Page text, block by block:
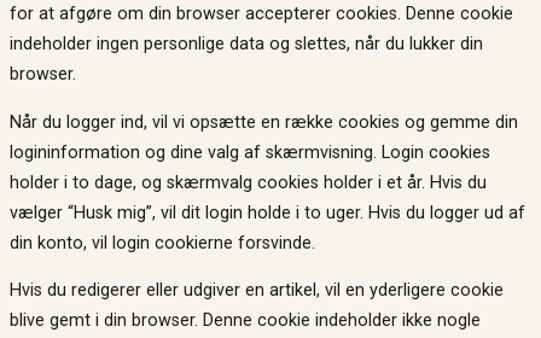
for at afgøre om din browser accepterer cookies. Denne cookie
indeholder ingen personlige data og slettes, når du lukker din
browser.
Når du logger ind, vil vi opsætte en række cookies og gemme din
logininformation og dine valg af skærmvisning. Login cookies
holder i to dage, og skærmvalg cookies holder i et år. Hvis du
vælger “Husk mig”, vil dit login holde i to uger. Hvis du logger ud af
din konto, vil login cookierne forsvinde.
Hvis du redigerer eller udgiver en artikel, vil en yderligere cookie
blive gemt i din browser. Denne cookie indeholder ikke nogle